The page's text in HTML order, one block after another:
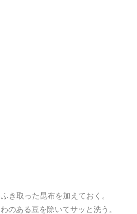
取った昆布を加えておく。
ある豆を除いてサッと洗う。